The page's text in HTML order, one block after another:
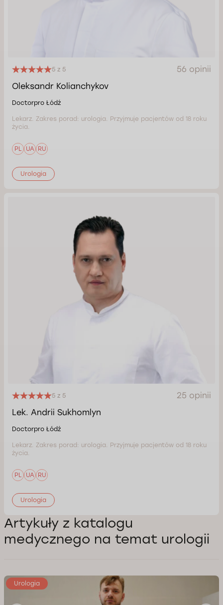
5 z 5
56 opinii
Oleksandr Kolianchykov
Doctorpro Łódź
Lekarz. Zakres porad: urologia. Przyjmuje pacjentów od 18 roku
życia.
PL UA RU
Urologia
5 z 5
25 opinii
Lek. Andrii Sukhomlyn
Doctorpro Łódź
Lekarz. Zakres porad: urologia. Przyjmuje pacjentów od 18 roku
życia.
PL UA RU
Urologia
Artykuły z katalogu
medycznego na temat urologii
Urologia